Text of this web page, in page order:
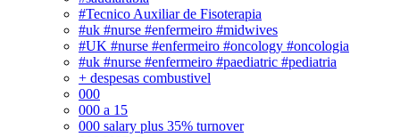
#Tecnico Auxiliar de Fisoterapia
#uk #nurse #enfermeiro #midwives
#UK #nurse #enfermeiro #oncology #oncologia
#uk #nurse #enfermeiro #paediatric #pediatria
+ despesas combustivel
000
000 a 15
000 salary plus 35% turnover